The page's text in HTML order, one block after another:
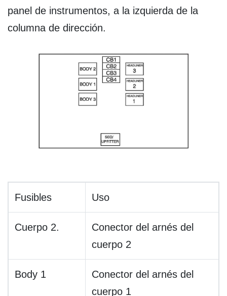
panel de instrumentos, a la izquierda de la
columna de dirección.
Fusibles Uso
Cuerpo 2.
Conector del arnés del
cuerpo 2
Body 1
Conector del arnés del
cuerpo 1